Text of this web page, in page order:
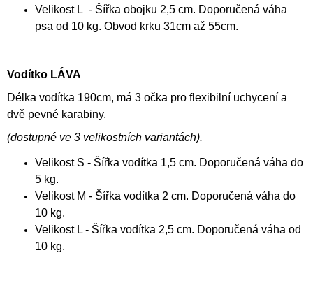
Velikost L - Šířka obojku 2,5 cm. Doporučená váha
psa od 10 kg. Obvod krku 31cm až 55cm.
Vodítko LÁVA
Délka vodítka 190cm, má 3 očka pro flexibilní uchycení a
dvě pevné karabiny.
(dostupné ve 3 velikostních variantách).
Velikost S - Šířka vodítka 1,5 cm. Doporučená váha do
5 kg.
Velikost M - Šířka vodítka 2 cm. Doporučená váha do
10 kg.
Velikost L - Šířka vodítka 2,5 cm. Doporučená váha od
10 kg.